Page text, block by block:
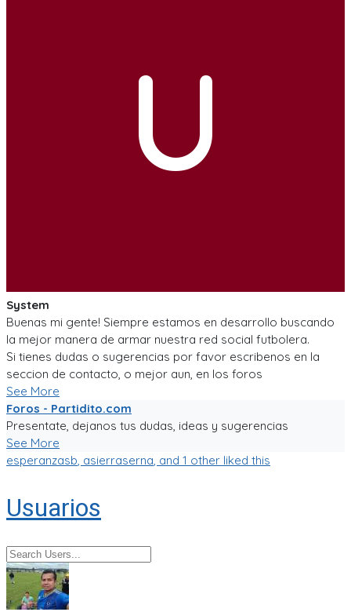
U
System
Buenas mi gente! Siempre estamos en desarrollo buscando
la mejor manera de armar nuestra red social futbolera.
Si tienes dudas o sugerencias por favor escribenos en la
seccion de contacto, o mejor aun, en los foros
See More
Foros - Partidito.com
Presentate, dejanos tus dudas, ideas y sugerencias
See More
esperanzasb, asierraserna, and 1 other liked this
Usuarios